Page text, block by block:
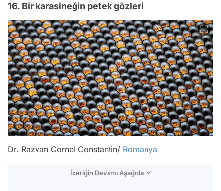
16. Bir karasineğin petek gözleri
Dr. Razvan Cornel Constantin/ Romanya
İçeriğin Devamı Aşağıda